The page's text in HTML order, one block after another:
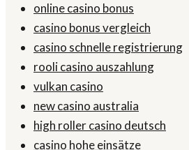
online casino bonus
casino bonus vergleich
casino schnelle registrierung
rooli casino auszahlung
vulkan casino
new casino australia
high roller casino deutsch
casino hohe einsätze